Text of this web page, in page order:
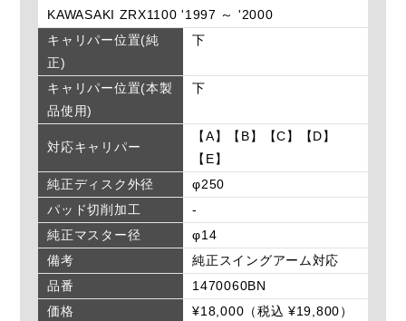
KAWASAKI ZRX1100 '1997 ～ '2000
キャリパー位置(純
正)
下
キャリパー位置(本製
品使用)
下
対応キャリパー
【A】【B】【C】【D】
【E】
純正ディスク外径
φ250
パッド切削加工
-
純正マスター径
φ14
備考
純正スイングアーム対応
品番
1470060BN
価格
¥18,000（税込 ¥19,800）